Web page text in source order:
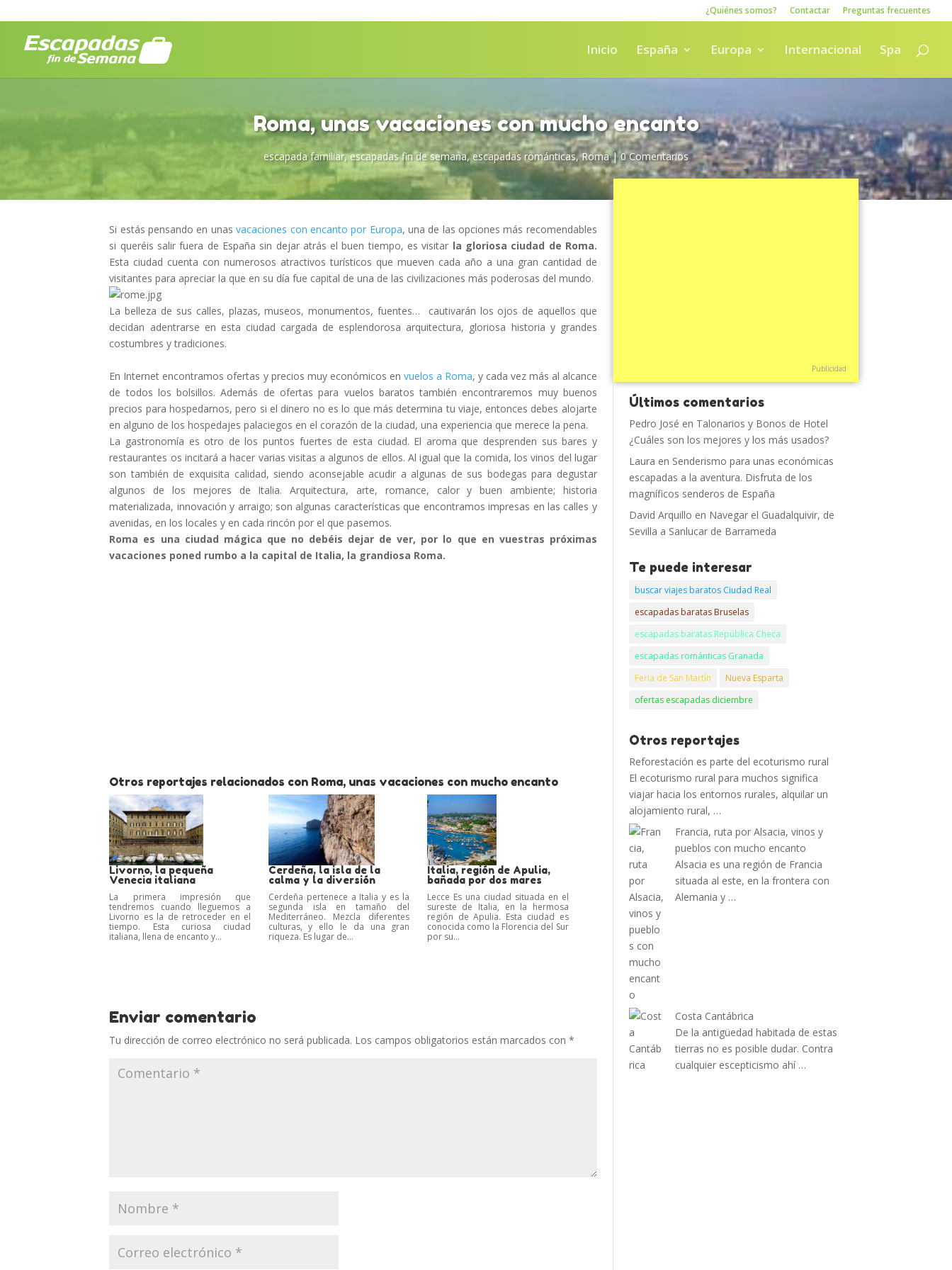
¿Quiénes somos? Contactar Preguntas frecuentes
Inicio España Europa Internacional Spa
Roma, unas vacaciones con mucho encanto
escapada familiar,escapadas fin de semana,escapadas románticas,Roma|0 Comentarios
Si estás pensando en unasvacaciones con encanto por Europa, una de las opciones más recomendables
si queréis salir fuera de España sin dejar atrás el buen tiempo, es visitar la gloriosa ciudad de Roma.
Esta ciudad cuenta con numerosos atractivos turísticos que mueven cada año a una gran cantidad de
visitantes para apreciar la que en su día fue capital de una de las civilizaciones más poderosas del mundo.
La belleza de sus calles, plazas, museos, monumentos, fuentes… cautivarán los ojos de aquellos que
decidan adentrarse en esta ciudad cargada de esplendorosa arquitectura, gloriosa historia y grandes
costumbres y tradiciones.
En Internet encontramos ofertas y precios muy económicos en vuelos a Roma, y cada vez más al alcance
de todos los bolsillos. Además de ofertas para vuelos baratos también encontraremos muy buenos
precios para hospedarnos, pero si el dinero no es lo que más determina tu viaje, entonces debes alojarte
en alguno de los hospedajes palaciegos en el corazón de la ciudad, una experiencia que merece la pena.
La gastronomía es otro de los puntos fuertes de esta ciudad. El aroma que desprenden sus bares y
restaurantes os incitará a hacer varias visitas a algunos de ellos. Al igual que la comida, los vinos del lugar
son también de exquisita calidad, siendo aconsejable acudir a algunas de sus bodegas para degustar
algunos de los mejores de Italia. Arquitectura, arte, romance, calor y buen ambiente; historia
materializada, innovación y arraigo; son algunas características que encontramos impresas en las calles y
avenidas, en los locales y en cada rincón por el que pasemos.
Roma es una ciudad mágica que no debéis dejar de ver, por lo que en vuestras próximas
vacaciones poned rumbo a la capital de Italia, la grandiosa Roma.
Otros reportajes relacionados con Roma, unas vacaciones con mucho encanto
Livorno, la pequeña
Venecia italiana
La primera impresión que
tendremos cuando lleguemos a
Livorno es la de retroceder en el
tiempo. Esta curiosa ciudad
italiana, llena de encanto y...
Cerdeña, la isla de la
calma y la diversión
Cerdeña pertenece a Italia y es la
segunda isla en tamaño del
Mediterráneo. Mezcla diferentes
culturas, y ello le da una gran
riqueza. Es lugar de...
Italia, región de Apulia,
bañada por dos mares
Lecce Es una ciudad situada en el
sureste de Italia, en la hermosa
región de Apulia. Esta ciudad es
conocida como la Florencia del Sur
por su...
Enviar comentario
Tu dirección de correo electrónico no será publicada. Los campos obligatorios están marcados con*
Publicidad
Últimos comentarios
Pedro José en Talonarios y Bonos de Hotel
¿Cuáles son los mejores y los más usados?
Laura en Senderismo para unas económicas
escapadas a la aventura. Disfruta de los
magníficos senderos de España
David Arquillo en Navegar el Guadalquivir, de
Sevilla a Sanlucar de Barrameda
Te puede interesar
buscar viajes baratos Ciudad Real
escapadas baratas Bruselas
escapadas baratas República Checa
escapadas románticas Granada
Feria de San Martín
Nueva Esparta
ofertas escapadas diciembre
Otros reportajes
Reforestación es parte del ecoturismo rural
El ecoturismo rural para muchos significa
viajar hacia los entornos rurales, alquilar un
alojamiento rural, …
Francia, ruta por Alsacia, vinos y
pueblos con mucho encanto
Alsacia es una región de Francia
situada al este, en la frontera con
Alemania y …
Costa Cantábrica
De la antigüedad habitada de estas
tierras no es posible dudar. Contra
cualquier escepticismo ahí …